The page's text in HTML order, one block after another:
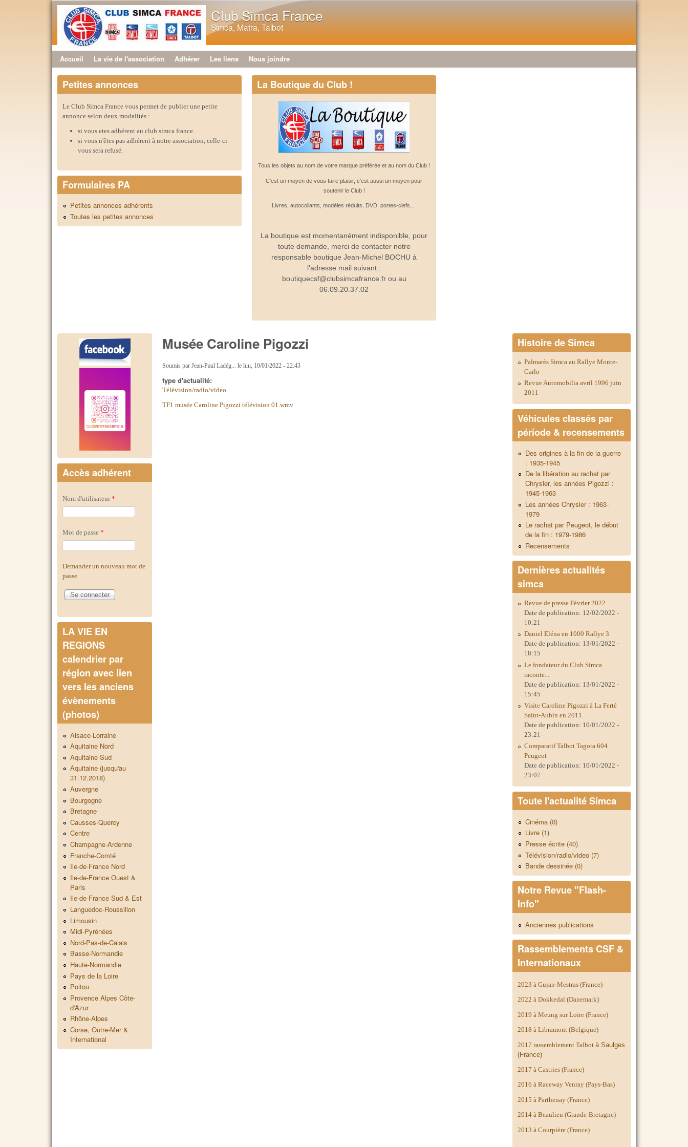
Club Simca France
Simca, Matra, Talbot
Menu principal
Accueil La vie de l'association Adhérer Les liens Nous joindre
Petites annonces
Le Club Simca France vous permet de publier une petite
annonce selon deux modalités :
si vous etes adhérent au club simca france.
si vous n'êtes pas adhérent à notre association, celle-ci
vous sera refusé.
Formulaires PA
Petites annonces adhérents
Toutes les petites annonces
La Boutique du Club !
Tous les objets au nom de votre marque préférée et au nom du Club !
C'est un moyen de vous faire plaisir, c'est aussi un moyen pour
soutenir le Club !
Livres, autocollants, modèles réduits, DVD, portes-clefs...
La boutique est momentanément indisponible, pour
toute demande, merci de contacter notre
responsable boutique Jean-Michel BOCHU à
l'adresse mail suivant :
boutiquecsf@clubsimcafrance.fr ou au
06.09.20.37.02
Musée Caroline Pigozzi
Soumis parJean-Paul Ladég... lelun, 10/01/2022 - 22:43
type d'actualité:
Télévision/radio/video
TF1 musée Caroline Pigozzi télévision 01.wmv
Accès adhérent
Nom d'utilisateur*
Mot de passe *
Demander un nouveau mot de
passe
LA VIE EN
REGIONS
calendrier par
région avec lien
vers les anciens
évènements
(photos)
Alsace-Lorraine
Aquitaine Nord
Aquitaine Sud
Aquitaine (jusqu'au
31.12.2018)
Auvergne
Bourgogne
Bretagne
Causses-Quercy
Centre
Champagne-Ardenne
Franche-Comté
Ile-de-France Nord
Ile-de-France Ouest &
Paris
Ile-de-France Sud & Est
Languedoc-Roussillon
Limousin
Midi-Pyrénées
Nord-Pas-de-Calais
Basse-Normandie
Haute-Normandie
Pays de la Loire
Poitou
Provence Alpes Côte-
d'Azur
Rhône-Alpes
Corse, Outre-Mer &
International
Histoire de Simca
Palmarès Simca au Rallye Monte-
Carlo
Revue Automobilia avril 1996 juin
2011
Véhicules classés par
période & recensements
Des origines à la fin de la guerre
: 1935-1945
De la libération au rachat par
Chrysler, les années Pigozzi :
1945-1963
Les années Chrysler : 1963-
1979
Le rachat par Peugeot, le début
de la fin : 1979-1986
Recensements
Dernières actualités
simca
Revue de presse Février 2022
Date de publication: 12/02/2022 -
10:21
Daniel Eléna en 1000 Rallye 3
Date de publication: 13/01/2022 -
18:15
Le fondateur du Club Simca
raconte...
Date de publication: 13/01/2022 -
15:45
Visite Caroline Pigozzi à La Ferté
Saint-Aubin en 2011
Date de publication: 10/01/2022 -
23:21
Comparatif Talbot Tagora 604
Peugeot
Date de publication: 10/01/2022 -
23:07
Toute l'actualité Simca
Cinéma (0)
Livre (1)
Presse écrite (40)
Télévision/radio/video (7)
Bande dessinée (0)
Notre Revue "Flash-
Info"
Anciennes publications
Rassemblements CSF &
Internationaux
2023 à Gujan-Mestras (France)
2022 à Dokkedal (Danemark)
2019 à Meung sur Loire (France)
2018 à Libramont (Belgique)
2017 rassemblement Talbotà Saulges
(France)
2017 à Castries (France)
2016 à Raceway Venray (Pays-Bas)
2015 à Parthenay (France)
2014 àBeaulieu (Grande-Bretagne)
2013 à Courpière (France)